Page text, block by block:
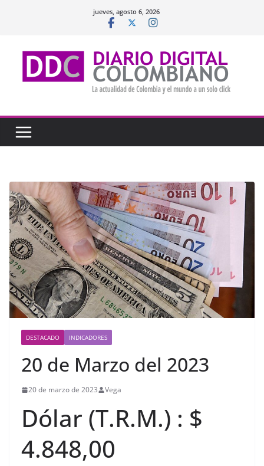
jueves, agosto 6, 2026
DESTACADO INDICADORES
20 de Marzo del 2023
20 de marzo de 2023 Vega
Dólar (T.R.M.) : $
4.848,00